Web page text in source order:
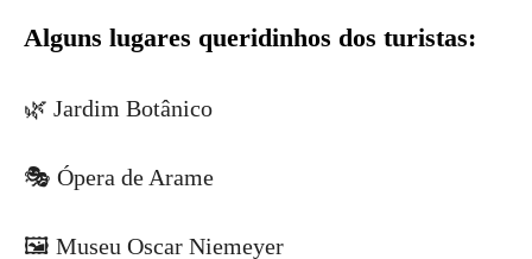
Alguns lugares queridinhos dos turistas:
🌿 Jardim Botânico
🎭 Ópera de Arame
🖼️ Museu Oscar Niemeyer